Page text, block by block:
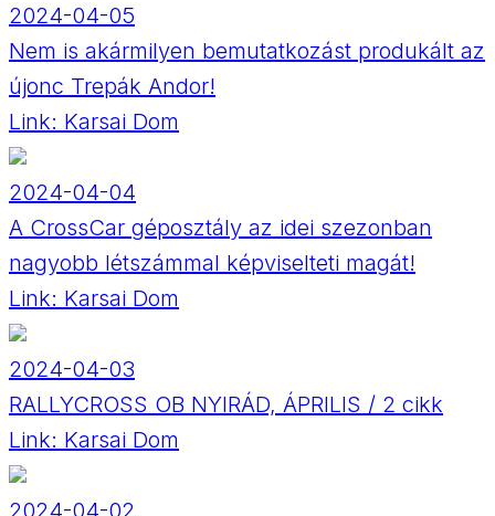
2024-04-05
Nem is akármilyen bemutatkozást produkált az
újonc Trepák Andor!
Link: Karsai Dom
2024-04-04
A CrossCar géposztály az idei szezonban
nagyobb létszámmal képviselteti magát!
Link: Karsai Dom
2024-04-03
RALLYCROSS OB NYIRÁD, ÁPRILIS / 2 cikk
Link: Karsai Dom
2024-04-02